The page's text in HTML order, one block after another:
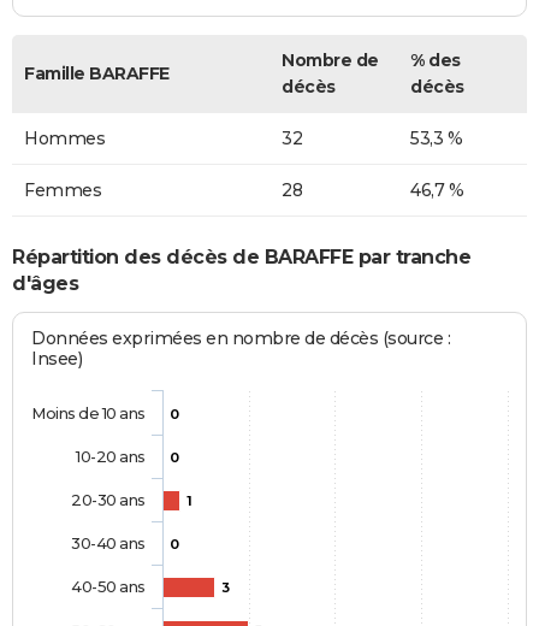
Famille BARAFFE
Nombre de
décès
% des
décès
Hommes 32 53,3 %
Femmes 28 46,7 %
Répartition des décès de BARAFFE par tranche
d'âges
Données exprimées en nombre de décès (source :
Insee)
0
0
1
0
3
Moins de 10 ans
10-20 ans
20-30 ans
30-40 ans
40-50 ans